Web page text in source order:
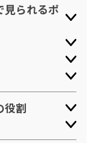
見られるポ
役割